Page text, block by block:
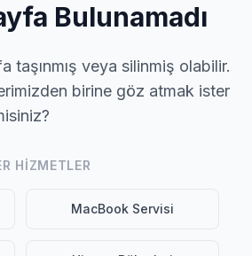
Bulunamadı
taşınmış veya silinmiş olabilir.
birine göz atmak ister
HIZMETLER
MacBook Servisi